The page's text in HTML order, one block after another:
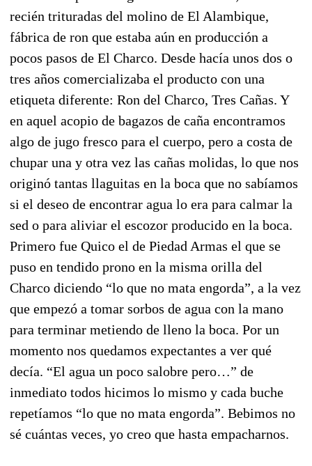
recién trituradas del molino de El Alambique,
fábrica de ron que estaba aún en producción a
pocos pasos de El Charco. Desde hacía unos dos o
tres años comercializaba el producto con una
etiqueta diferente: Ron del Charco, Tres Cañas. Y
en aquel acopio de bagazos de caña encontramos
algo de jugo fresco para el cuerpo, pero a costa de
chupar una y otra vez las cañas molidas, lo que nos
originó tantas llaguitas en la boca que no sabíamos
si el deseo de encontrar agua lo era para calmar la
sed o para aliviar el escozor producido en la boca.
Primero fue Quico el de Piedad Armas el que se
puso en tendido prono en la misma orilla del
Charco diciendo “lo que no mata engorda”, a la vez
que empezó a tomar sorbos de agua con la mano
para terminar metiendo de lleno la boca. Por un
momento nos quedamos expectantes a ver qué
decía. “El agua un poco salobre pero…” de
inmediato todos hicimos lo mismo y cada buche
repetíamos “lo que no mata engorda”. Bebimos no
sé cuántas veces, yo creo que hasta empacharnos.